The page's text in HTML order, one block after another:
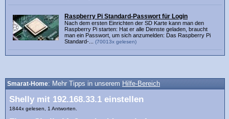
Raspberry Pi Standard-Passwort für Login
Nach dem ersten Einrichten der SD Karte kann man den
Raspberry Pi starten: Hat er alle Dienste geladen, braucht
man ein Passwort, um sich anzumelden: Das Raspberry Pi
Standard-... (70013x gelesen)
Smarat-Home: Mehr Tipps in unserem Hilfe-Bereich
Shelly mit 192.168.33.1 einstellen
1844x gelesen, 1 Antworten.